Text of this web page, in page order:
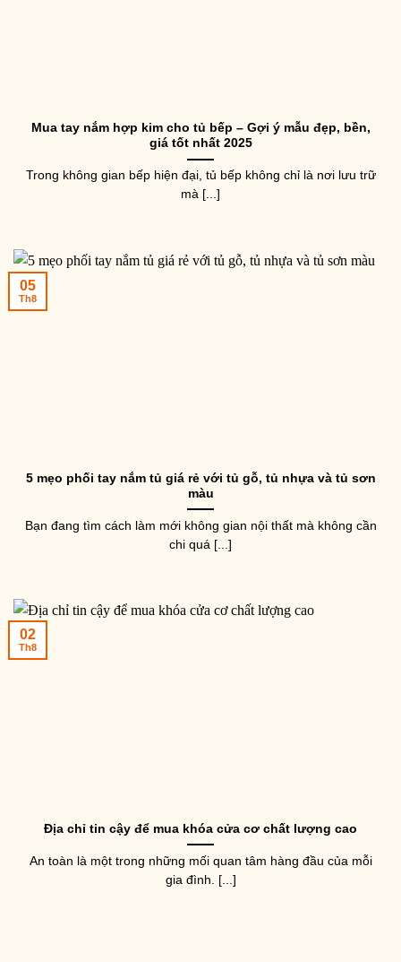
Mua tay nắm hợp kim cho tủ bếp – Gợi ý mẫu đẹp, bền,
giá tốt nhất 2025
Trong không gian bếp hiện đại, tủ bếp không chỉ là nơi lưu trữ
mà [...]
5 mẹo phối tay nắm tủ giá rẻ với tủ gỗ, tủ nhựa và tủ sơn
màu
Bạn đang tìm cách làm mới không gian nội thất mà không cần
chi quá [...]
05
Th8
Địa chỉ tin cậy để mua khóa cửa cơ chất lượng cao
An toàn là một trong những mối quan tâm hàng đầu của mỗi
gia đình. [...]
02
Th8